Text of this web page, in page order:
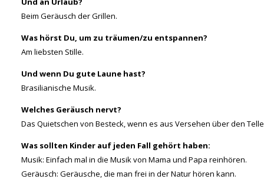
Beim Geräusch der Grillen.
Was hörst Du, um zu träumen/zu entspannen?
Am liebsten Stille.
Und wenn Du gute Laune hast?
Brasilianische Musik.
Welches Geräusch nervt?
Das Quietschen von Besteck, wenn es aus Versehen über den
Was sollten Kinder auf jeden Fall gehört haben:
Musik: Einfach mal in die Musik von Mama und Papa reinhören.
Geräusch: Geräusche, die man frei in der Natur hören kann.